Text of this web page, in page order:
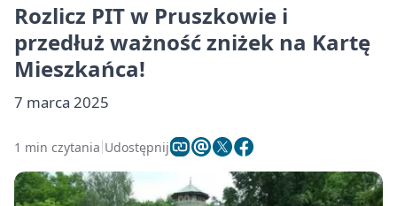
Rozlicz PIT w Pruszkowie i
przedłuż ważność zniżek na Kartę
Mieszkańca!
7 marca 2025
1 min czytania Udostępnij